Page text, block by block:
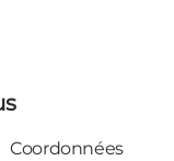
Coordonnées